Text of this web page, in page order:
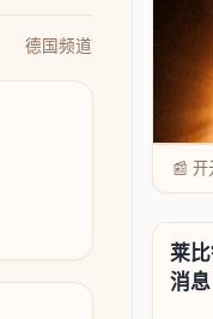
德国频道
📰 开
莱
消息